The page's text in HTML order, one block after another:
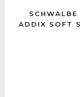
ADDIX SOFT